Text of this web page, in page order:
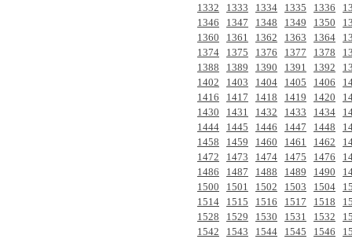
1332
1333 1334 1335 1336
1346
1347 1348 1349 1350
1360
1361 1362 1363 1364
1374
1375 1376 1377 1378
1388
1389 1390 1391 1392
1402
1403 1404 1405 1406
1416
1417 1418 1419 1420
1430
1431 1432 1433 1434
1444
1445 1446 1447 1448
1458
1459 1460 1461 1462
1472
1473 1474 1475 1476
1486
1487 1488 1489 1490
1500
1501 1502 1503 1504
1514
1515 1516 1517 1518
1528
1529 1530 1531 1532
1542
1543 1544 1545 1546